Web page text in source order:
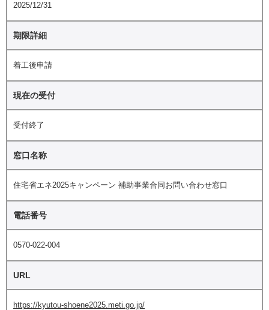
2025/12/31
期限詳細
着工後申請
現在の受付
受付終了
窓口名称
住宅省エネ2025キャンペーン 補助事業合同お問い合わせ窓口
電話番号
0570-022-004
URL
https://kyutou-shoene2025.meti.go.jp/